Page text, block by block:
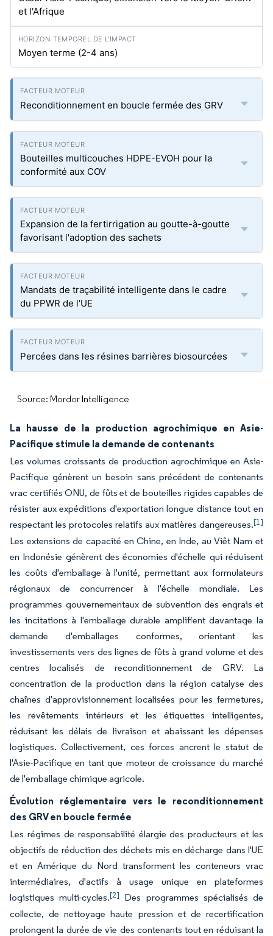
et l'Afrique
Moyen terme (2-4 ans)
Reconditionnement en boucle fermée des GRV
Bouteilles multicouches HDPE-EVOH pour la
conformité aux COV
Expansion de la fertirrigation au goutte-à-goutte
favorisant l'adoption des sachets
Mandats de traçabilité intelligente dans le cadre
du PPWR de l'UE
Percées dans les résines barrières biosourcées
Source: Mordor Intelligence
La hausse de la production agrochimique en Asie-
Pacifique stimule la demande de contenants
Les volumes croissants de production agrochimique en Asie-
Pacifique génèrent un besoin sans précédent de contenants
vrac certifiés ONU, de fûts et de bouteilles rigides capables de
résister aux expéditions d'exportation longue distance tout en
respectant les protocoles relatifs aux matières dangereuses.[1]
Les extensions de capacité en Chine, en Inde, au Viêt Nam et
en Indonésie génèrent des économies d'échelle qui réduisent
les coûts d'emballage à l'unité, permettant aux formulateurs
régionaux de concurrencer à l'échelle mondiale. Les
programmes gouvernementaux de subvention des engrais et
les incitations à l'emballage durable amplifient davantage la
demande d'emballages conformes, orientant les
investissements vers des lignes de fûts à grand volume et des
centres localisés de reconditionnement de GRV. La
concentration de la production dans la région catalyse des
chaînes d'approvisionnement localisées pour les fermetures,
les revêtements intérieurs et les étiquettes intelligentes,
réduisant les délais de livraison et abaissant les dépenses
logistiques. Collectivement, ces forces ancrent le statut de
l'Asie-Pacifique en tant que moteur de croissance du marché
de l'emballage chimique agricole.
Évolution réglementaire vers le reconditionnement
des GRV en boucle fermée
Les régimes de responsabilité élargie des producteurs et les
objectifs de réduction des déchets mis en décharge dans l'UE
et en Amérique du Nord transforment les conteneurs vrac
intermédiaires, d'actifs à usage unique en plateformes
logistiques multi-cycles.[2] Des programmes spécialisés de
collecte, de nettoyage haute pression et de recertification
prolongent la durée de vie des contenants tout en réduisant la